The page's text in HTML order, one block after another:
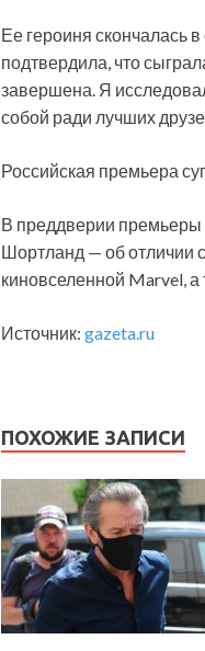
Ее героиня скончалась
подтвердила, что
завершена. Я
собой ради лучших
Российская премьера
В преддверии премьеры
Шортланд — об отличии
киновселенной Marvel,
Источник: gazeta.ru
ПОХОЖИЕ ЗАПИСИ